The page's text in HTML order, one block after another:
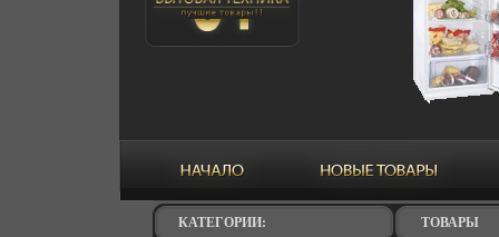
КАТЕГОРИИ: ТОВАРЫ